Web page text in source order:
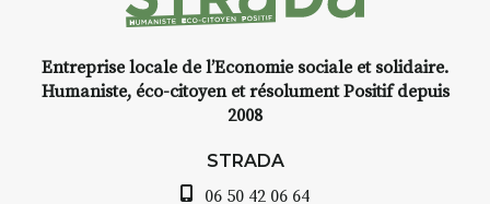
INTERVIEW
avez ouvert une galerie à
Auzon…
Entreprise locale de l’Economie sociale et solidaire.
Humaniste, éco-citoyen et résolument Positif depuis
2008
STRADA
06 50 42 06 64